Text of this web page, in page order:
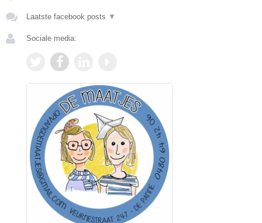
Laatste facebook posts ▼
Sociale media: